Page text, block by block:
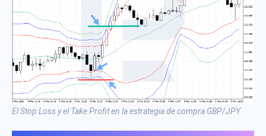
El Stop Loss y el Take Profit en la estrategia de compra GBP/JPY